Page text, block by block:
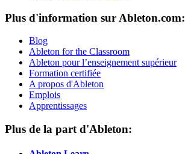
Plus d'information sur Ableton.com:
Blog
Ableton for the Classroom
Ableton pour l’enseignement supérieur
Formation certifiée
A propos d'Ableton
Emplois
Apprentissages
Plus de la part d'Ableton: